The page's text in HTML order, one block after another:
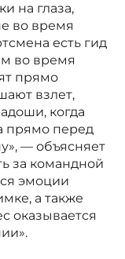
на глаза,
во время
есть гид
во время
прямо
взлет,
когда
прямо перед
— объясняет
за командной
эмоции
а также
оказывается